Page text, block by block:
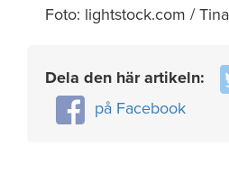
Foto: lightstock.com /
Dela den här artikeln:
på Facebook